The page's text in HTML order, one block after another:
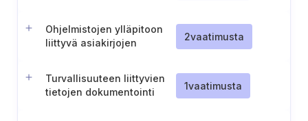
Ohjelmistojen ylläpitoon
liittyvä asiakirjojen
2vaatimusta
Turvallisuuteen liittyvien
tietojen dokumentointi
1vaatimusta